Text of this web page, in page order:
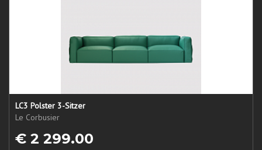
LC3 Polster 3-Sitzer
Le Corbusier
€ 2 299.00